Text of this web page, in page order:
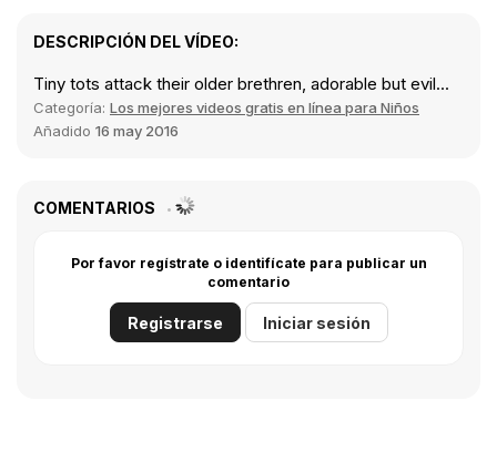
DESCRIPCIÓN DEL VÍDEO:
Tiny tots attack their older brethren, adorable but evil...
Categoría: Los mejores videos gratis en línea para Niños
Añadido 16 may 2016
COMENTARIOS
Por favor regístrate o identifícate para publicar un
comentario
Registrarse Iniciar sesión